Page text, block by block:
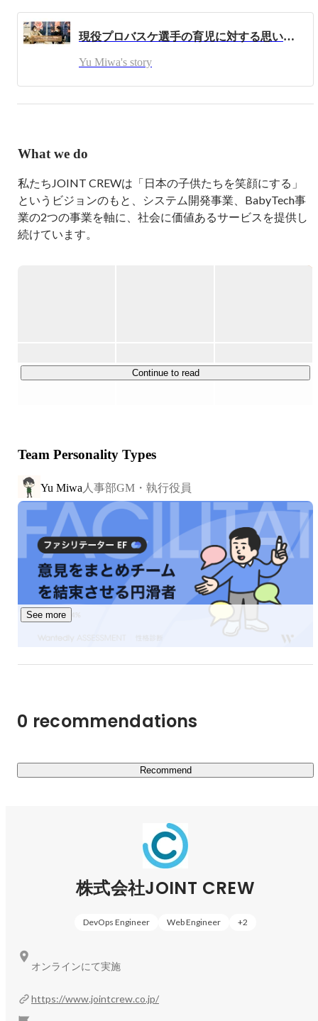
ス化したB2Bビジネスに興味有。
現役プロバスケ選手の育児に対する思いとは？（新潟アルビレックスBB・綿貫瞬選手）
Yu Miwa's story
What we do
私たちJOINT CREWは「日本の子供たちを笑顔にする」
というビジョンのもと、システム開発事業、BabyTech事
業の2つの事業を軸に、社会に価値あるサービスを提供し
続けています。
私たちの強みは、技術への高い好奇心と、それを取り入れ
しており、社員一人ひとりのワークライフバランスの実現
す。
・安定した経営基盤を築き、持続的な価値を生み出し続け
る
・社員とその家族が、この会社で働いてよかったと心から
思える環境をつくる
このテーマを土台に、目標でもある「安心して一生働け
る、働いていきたいと思える環境を構築」することを目指
しています。
人を大切にしながら、未来をつくる。それが私たち
Continue to read
Team Personality Types
Yu Miwa 人事部GM・執行役員
asuka udagawa 人事部
See more
0 recommendations
Recommend
株式会社JOINT CREW
DevOps Engineer Web Engineer +2
https://www.jointcrew.co.jp/
オンラインにて実施